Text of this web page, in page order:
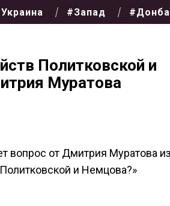
#Запад
Политковской и
Муратова
вопрос от Дмитрия Муратова
и Немцова?»